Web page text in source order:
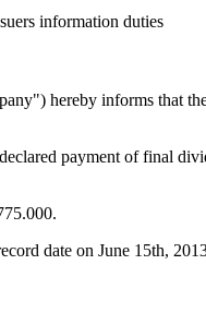
information duties
hereby informs that
payment of final
date on June 15th,